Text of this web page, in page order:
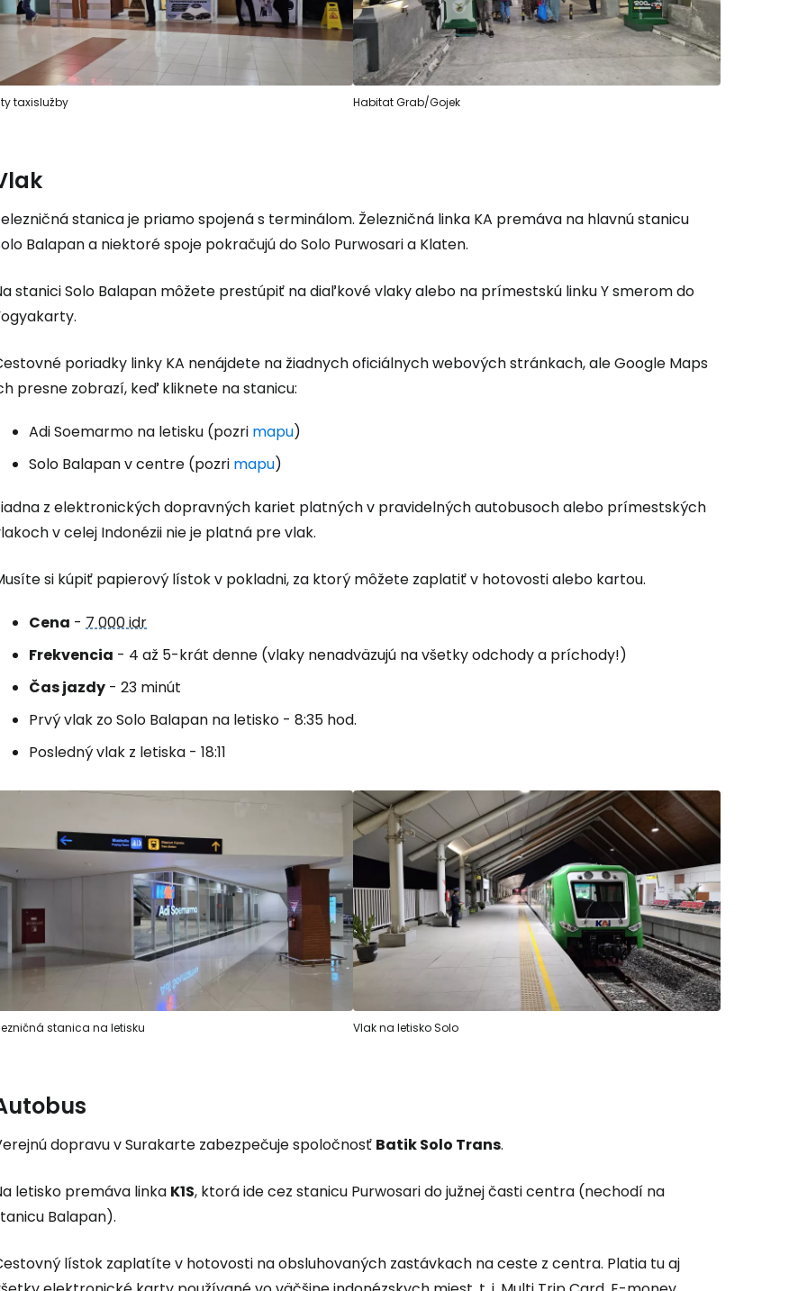
taxislužby Habitat Grab/Gojek
stanica je priamo spojená s terminálom. Železničná linka KA premáva na hlavnú stanicu
Balapan a niektoré spoje pokračujú do Solo Purwosari a Klaten.
stanici Solo Balapan môžete prestúpiť na diaľkové vlaky alebo na prímestskú linku Y smerom do
poriadky linky KA nenájdete na žiadnych oficiálnych webových stránkach, ale Google Maps
presne zobrazí, keď kliknete na stanicu:
Adi Soemarmo na letisku (pozri mapu)
Solo Balapan v centre (pozri mapu)
z elektronických dopravných kariet platných v pravidelných autobusoch alebo prímestských
v celej Indonézii nie je platná pre vlak.
si kúpiť papierový lístok v pokladni, za ktorý môžete zaplatiť v hotovosti alebo kartou.
Cena - 7 000 idr
Frekvencia - 4 až 5-krát denne (vlaky nenadväzujú na všetky odchody a príchody!)
Čas jazdy - 23 minút
Prvý vlak zo Solo Balapan na letisko - 8:35 hod.
Posledný vlak z letiska - 18:11
stanica na letisku Vlak na letisko Solo
dopravu v Surakarte zabezpečuje spoločnosť Batik Solo Trans.
letisko premáva linka K1S, ktorá ide cez stanicu Purwosari do južnej časti centra (nechodí na
Balapan).
lístok zaplatíte v hotovosti na obsluhovaných zastávkach na ceste z centra. Platia tu aj
Pokračovať s e-mailom